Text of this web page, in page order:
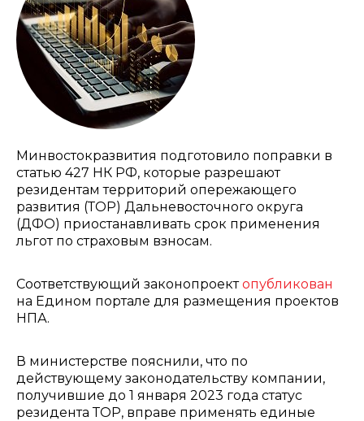
Минвостокразвития подготовило поправки в
статью 427 НК РФ, которые разрешают
резидентам территорий опережающего
развития (ТОР) Дальневосточного округа
(ДФО) приостанавливать срок применения
льгот по страховым взносам.
Соответствующий законопроектопубликован
на Едином портале для размещения проектов
НПА.
В министерстве пояснили, что по
действующему законодательству компании,
получившие до 1 января 2023 года статус
резидента ТОР, вправе применять единые